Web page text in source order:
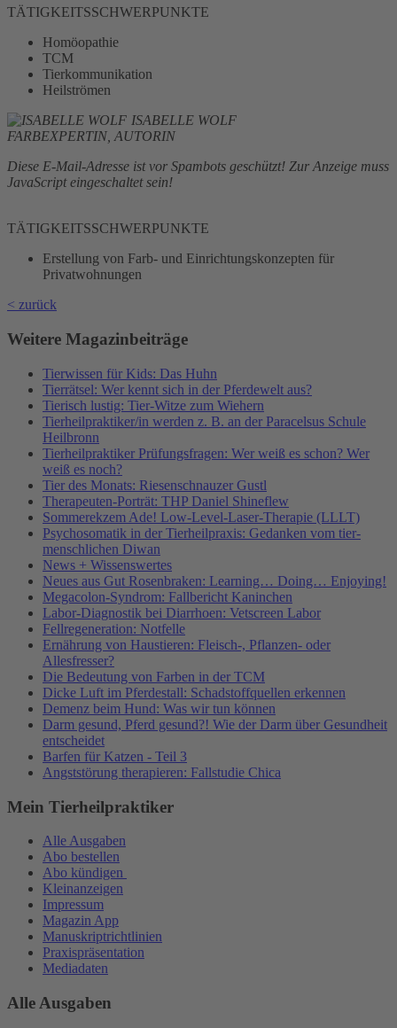
TÄTIGKEITSSCHWERPUNKTE
Homöopathie
TCM
Tierkommunikation
Heilströmen
ISABELLE WOLF
FARBEXPERTIN, AUTORIN
Diese E-Mail-Adresse ist vor Spambots geschützt! Zur Anzeige muss
JavaScript eingeschaltet sein!
TÄTIGKEITSSCHWERPUNKTE
Erstellung von Farb- und Einrichtungskonzepten für
Privatwohnungen
< zurück
Weitere Magazinbeiträge
Tierwissen für Kids: Das Huhn
Tierrätsel: Wer kennt sich in der Pferdewelt aus?
Tierisch lustig: Tier-Witze zum Wiehern
Tierheilpraktiker/in werden z. B. an der Paracelsus Schule
Heilbronn
Tierheilpraktiker Prüfungsfragen: Wer weiß es schon? Wer
weiß es noch?
Tier des Monats: Riesenschnauzer Gustl
Therapeuten-Porträt: THP Daniel Shineflew
Sommerekzem Ade! Low-Level-Laser-Therapie (LLLT)
Psychosomatik in der Tierheilpraxis: Gedanken vom tier-
menschlichen Diwan
News + Wissenswertes
Neues aus Gut Rosenbraken: Learning… Doing… Enjoying!
Megacolon-Syndrom: Fallbericht Kaninchen
Labor-Diagnostik bei Diarrhoen: Vetscreen Labor
Fellregeneration: Notfelle
Ernährung von Haustieren: Fleisch-, Pflanzen- oder
Allesfresser?
Die Bedeutung von Farben in der TCM
Dicke Luft im Pferdestall: Schadstoffquellen erkennen
Demenz beim Hund: Was wir tun können
Darm gesund, Pferd gesund?! Wie der Darm über Gesundheit
entscheidet
Barfen für Katzen - Teil 3
Angststörung therapieren: Fallstudie Chica
Mein Tierheilpraktiker
Alle Ausgaben
Abo bestellen
Abo kündigen
Kleinanzeigen
Impressum
Magazin App
Manuskriptrichtlinien
Praxispräsentation
Mediadaten
Alle Ausgaben